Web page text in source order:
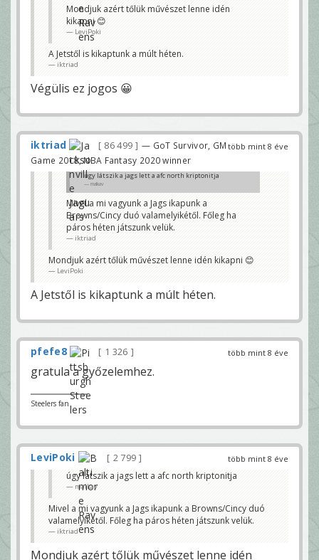
Mivel a mi vagyunk a Jags ikapunk a Browns/Cincy
duó valamelyikétől. Főleg ha páros héten játszunk
velük.
Mondjuk azért tőlük művészet lenne idén
kikapni 😊
LeviPoki
A Jetstől is kikaptunk a múlt héten.
iktriad
Végülis ez jogos 😀
több mint 8 éve
iktriad 86 499
— GoT Survivor, GM
Game 2018, NBA Fantasy 2020 winner
úgy látszik a jags lett a afc north kriptonitja
malkav
Mivel a mi vagyunk a Jags ikapunk a
Browns/Cincy duó valamelyikétől. Főleg ha
páros héten játszunk velük.
iktriad
Mondjuk azért tőlük művészet lenne idén kikapni 😊
LeviPoki
A Jetstől is kikaptunk a múlt héten.
több mint 8 éve
pfefe8 1 326
gratula a győzelemhez.
Steelers fan
több mint 8 éve
LeviPoki
2 799
úgy látszik a jags lett a afc north kriptonitja
malkav
Mivel a mi vagyunk a Jags ikapunk a Browns/Cincy duó
valamelyikétől. Főleg ha páros héten játszunk velük.
iktriad
Mondjuk azért tőlük művészet lenne idén